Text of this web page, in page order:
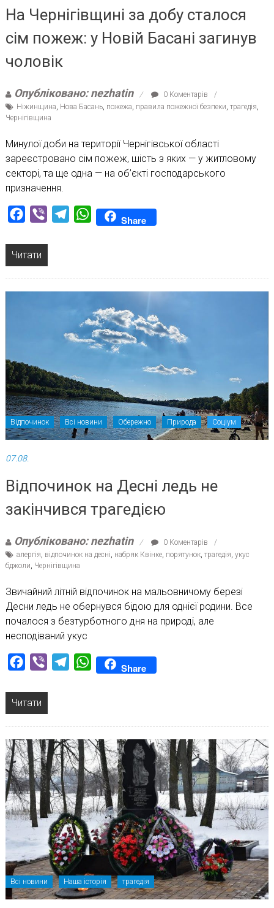
На Чернігівщині за добу сталося
сім пожеж: у Новій Басані загинув
чоловік
Опубліковано: nezhatin
0 Коментарів
Ніжинщина, Нова Басань, пожежа, правила пожежної безпеки, трагедія,
Чернігівщина
Минулої доби на території Чернігівської області
зареєстровано сім пожеж, шість з яких — у житловому
секторі, та ще одна — на об’єкті господарського
призначення.
Facebook
Viber TelegramWhatsAppShare
Читати
Відпочинок Всі новини Обережно Природа Соціум
07.08.
Відпочинок на Десні ледь не
закінчився трагедією
Опубліковано: nezhatin
0 Коментарів
алергія, відпочинок на десні, набряк Квінке, порятунок, трагедія, укус
бджоли, Чернігівщина
Звичайний літній відпочинок на мальовничому березі
Десни ледь не обернувся бідою для однієї родини. Все
почалося з безтурботного дня на природі, але
несподіваний укус
Facebook
Viber TelegramWhatsAppShare
Читати
Всі новини Наша історія трагедія